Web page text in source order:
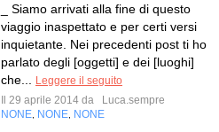
_ Siamo arrivati alla fine di questo
viaggio inaspettato e per certi versi
inquietante. Nei precedenti post ti ho
parlato degli [oggetti] e dei [luoghi]
che...
Leggere il seguito
Il 29 aprile 2014 da
Luca.sempre
NONE NONE NONE